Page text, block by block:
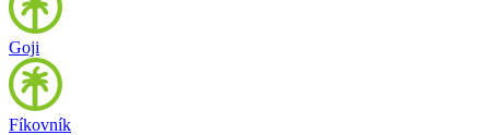
Goji
Fíkovník